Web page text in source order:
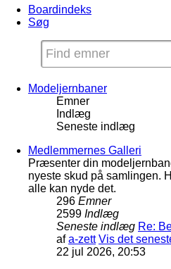
Boardindeks
Søg
Modeljernbaner
Emner
Indlæg
Seneste indlæg
Medlemmernes Galleri
Præsenter din
nyeste skud på samlingen.
alle kan nyde det.
296 Emner
2599 Indlæg
Seneste indlæg Re:
afa-zett Vis det
22 jul 2026, 20:53